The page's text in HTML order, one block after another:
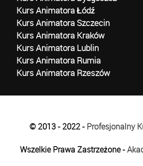
Kurs Animatora Łódź
Kurs Animatora Szczecin
Kurs Animatora Kraków
Kurs Animatora Lublin
Kurs Animatora Rumia
Kurs Animatora Rzeszów
© 2013 - 2022 - Profesjonalny
Wszelkie Prawa Zastrzeżone -